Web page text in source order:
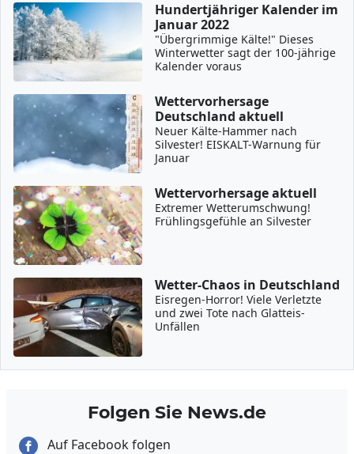
Hundertjähriger Kalender im
Januar 2022
"Übergrimmige Kälte!" Dieses
Winterwetter sagt der 100-jährige
Kalender voraus
Wettervorhersage
Deutschland aktuell
Neuer Kälte-Hammer nach
Silvester! EISKALT-Warnung für
Januar
Wettervorhersage aktuell
Extremer Wetterumschwung!
Frühlingsgefühle an Silvester
Wetter-Chaos in Deutschland
Eisregen-Horror! Viele Verletzte
und zwei Tote nach Glatteis-
Unfällen
Folgen Sie News.de
Auf Facebook folgen